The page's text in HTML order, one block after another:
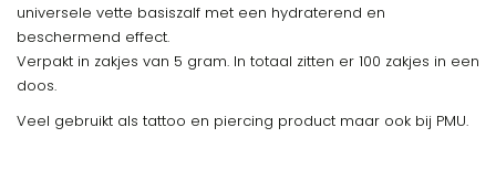
universele vette basiszalf met een hydraterend en
beschermend effect.
Verpakt in zakjes van 5 gram. In totaal zitten er 100 zakjes in een
doos.
Veel gebruikt als tattoo en piercing product maar ook bij PMU.